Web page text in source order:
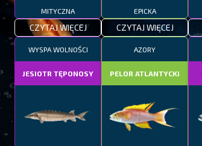
MITYCZNA
CZYTAJ WIĘCEJ
EPICKA
CZYTAJ WIĘCEJ
WYSPA WOLNOŚCI
JESIOTR TĘPONOSY
AZORY
PELOR ATLANTYCKI